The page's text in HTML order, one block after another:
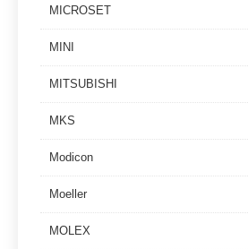
MICROSET
MINI
MITSUBISHI
MKS
Modicon
Moeller
MOLEX